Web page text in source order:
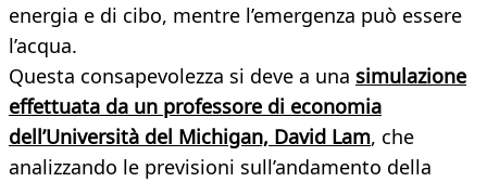
energia e di cibo, mentre l’emergenza può essere
l’acqua.
Questa consapevolezza si deve a una simulazione
effettuata da un professore di economia
dell’Università del Michigan, David Lam, che
analizzando le previsioni sull’andamento della